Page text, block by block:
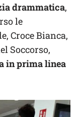
drammatica,
le
Croce Bianca,
Soccorso,
in prima linea